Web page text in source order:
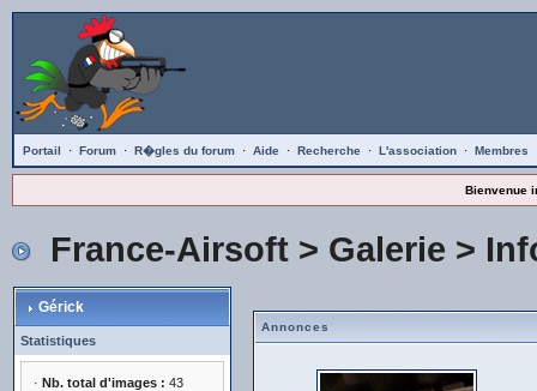
Portail · Forum · R�gles du forum · Aide · Recherche · L'association · Membres
Bienvenue
France-Airsoft> Galerie >
Gérick
Statistiques
· Nb. total d'images : 43
Annonces